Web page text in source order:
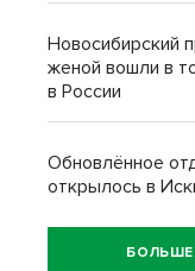
Новосибирский
женой вошли в
в России
Обновлённое
открылось в